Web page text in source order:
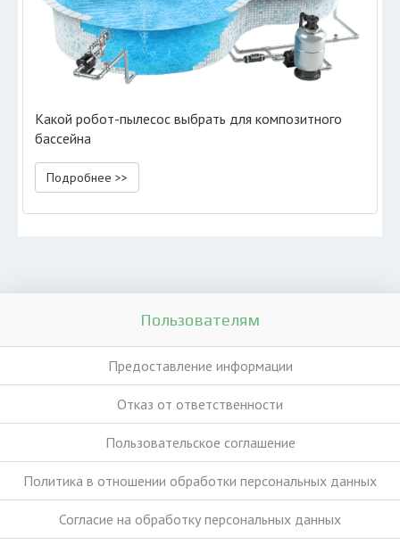
Какой робот-пылесос выбрать для композитного
бассейна
Подробнее >>
Пользователям
Предоставление информации
Отказ от ответственности
Пользовательское соглашение
Политика в отношении обработки персональных данных
Согласие на обработку персональных данных